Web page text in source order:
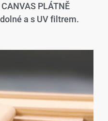
PLÁTNĚ
a s UV filtrem.